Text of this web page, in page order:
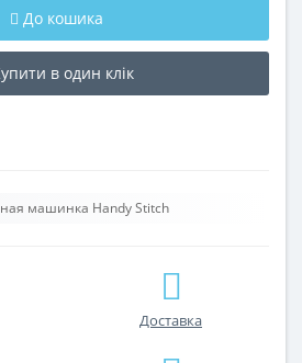
До кошика
в один клік
машинка Handy Stitch
Доставка